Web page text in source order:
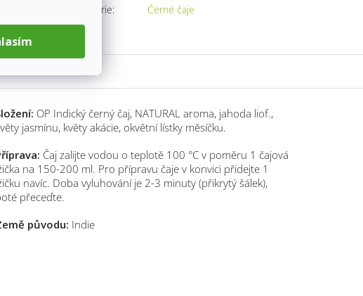
Kategorie: Černé čaje
OP Indický černý čaj, NATURAL aroma, jahoda liof.,
jasmínu, květy akácie, okvětní lístky měsíčku.
Čaj zalijte vodou o teplotě 100 °C v poměru 1 čajová
na 150-200 ml. Pro přípravu čaje v konvici přidejte 1
navíc. Doba vyluhování je 2-3 minuty (přikrytý šálek),
přeceďte.
původu: Indie